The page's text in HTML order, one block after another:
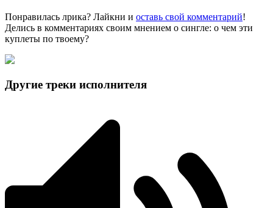
Понравилась лрика? Лайкни и оставь свой комментарий!
Делись в комментариях своим мнением о сингле: о чем эти
куплеты по твоему?
Другие треки исполнителя